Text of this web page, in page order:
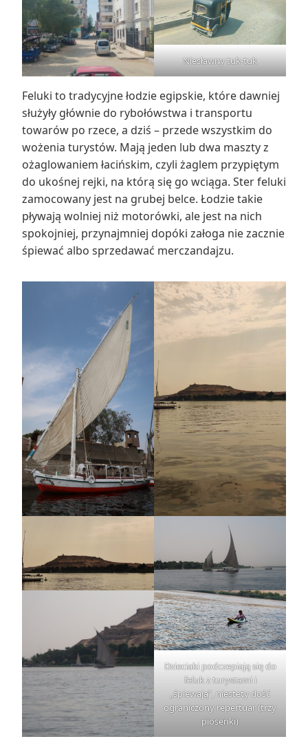
Niesławny tuk-tuk
Feluki to tradycyjne łodzie egipskie, które dawniej
służyły głównie do rybołówstwa i transportu
towarów po rzece, a dziś – przede wszystkim do
wożenia turystów. Mają jeden lub dwa maszty z
ożaglowaniem łacińskim, czyli żaglem przypiętym
do ukośnej rejki, na którą się go wciąga. Ster feluki
zamocowany jest na grubej belce. Łodzie takie
pływają wolniej niż motorówki, ale jest na nich
spokojniej, przynajmniej dopóki załoga nie zacznie
śpiewać albo sprzedawać merczandajzu.
Dzieciaki podczepiają się do
feluk z turystami i
„śpiewają”, niestety dość
ograniczony repertuar (trzy
piosenki)